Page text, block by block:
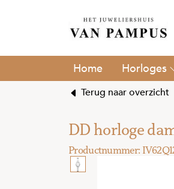
Horloges
Terug naar overzicht
DD horloge